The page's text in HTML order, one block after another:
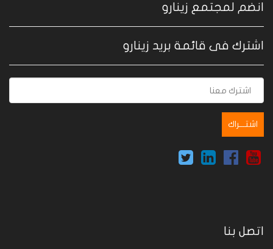
انضم لمجتمع زينارو
اشترك فى قائمة بريد زينارو
اتصل بنا